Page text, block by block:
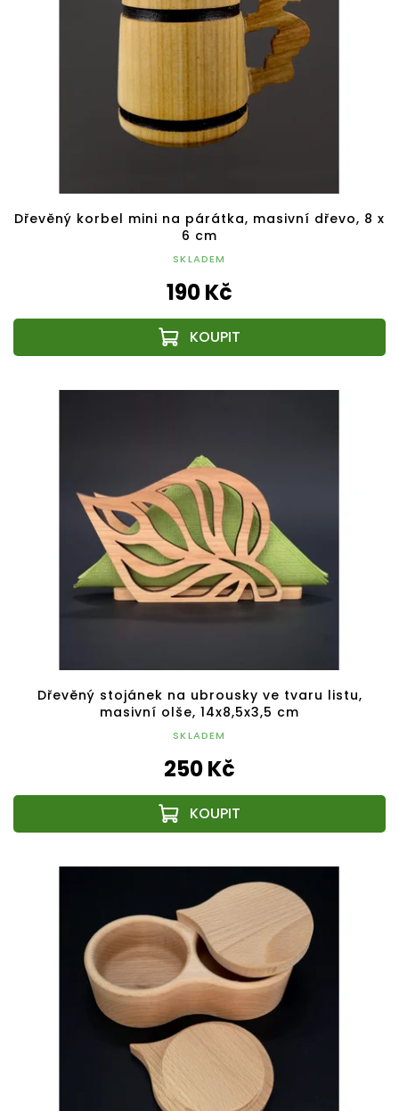
Dřevěný korbel mini na párátka, masivní dřevo, 8 x
6 cm
SKLADEM
190 Kč
Dřevěný stojánek na ubrousky ve tvaru listu,
masivní olše, 14x8,5x3,5 cm
SKLADEM
250 Kč